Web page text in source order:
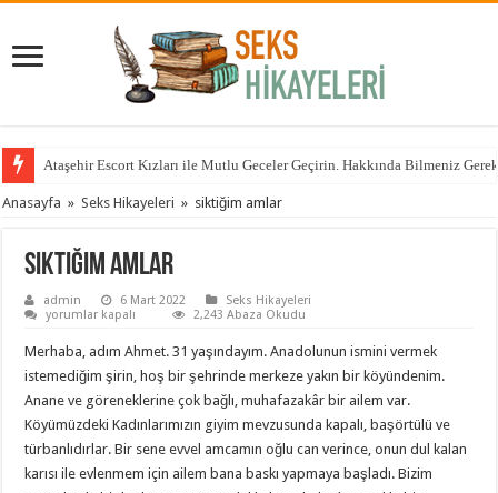
Anadolu Yakasının Aranan ama Bulunamayan Çıtırları Hangi Sitelerde?
Anasayfa » Seks Hikayeleri » siktiğim amlar
siktiğim amlar
admin 6 Mart 2022
Seks Hikayeleri
siktiğim
için
yorumlar kapalı 2,243 Abaza Okudu
Merhaba, adım Ahmet. 31 yaşındayım. Anadolunun ismini vermek
istemediğim şirin, hoş bir şehrinde merkeze yakın bir köyündenim.
Anane ve göreneklerine çok bağlı, muhafazakâr bir ailem var.
Köyümüzdeki Kadınlarımızın giyim mevzusunda kapalı, başörtülü ve
türbanlıdırlar. Bir sene evvel amcamın oğlu can verince, onun dul kalan
karısı ile evlenmem için ailem bana baskı yapmaya başladı. Bizim